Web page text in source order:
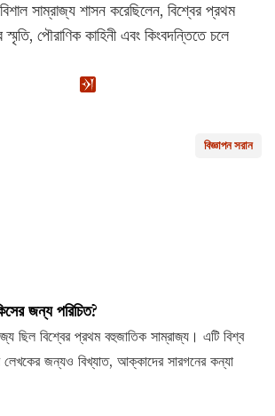
সাম্রাজ্য শাসন করেছিলেন, বিশ্বের প্রথম
পৌরাণিক কাহিনী এবং কিংবদন্তিতে চলে
বিজ্ঞাপন সরান
জন্য পরিচিত?
ছিল বিশ্বের প্রথম বহুজাতিক সাম্রাজ্য। এটি বিশ্ব
লেখকের জন্যও বিখ্যাত, আক্কাদের সারগনের কন্যা